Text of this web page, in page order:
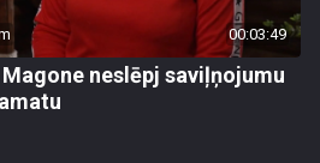
00:03:49
neslēpj saviļņojumu